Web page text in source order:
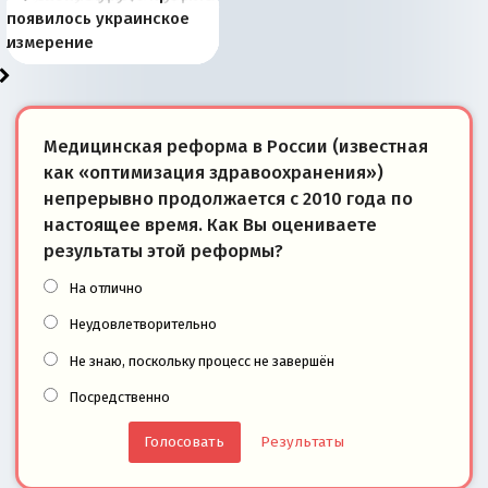
Запада рассказала о
«переобувании» хозяев
перемены: 15 шагов к
суверенной экономике
Европы
сбрасывать балласт
Анкориджа
года: первые уступки во
внутренней политике
сегодня
Варшаве не поможет её
отношениям с Россией?
современной истории
Южной Осетии
появилось украинское
измерение
Медицинская реформа в России (известная
как «оптимизация здравоохранения»)
непрерывно продолжается с 2010 года по
настоящее время. Как Вы оцениваете
результаты этой реформы?
На отлично
Неудовлетворительно
Не знаю, поскольку процесс не завершён
Посредственно
Результаты